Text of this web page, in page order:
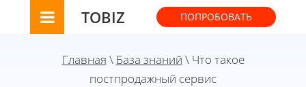
TOBIZ ПОПРОБОВАТЬ
Главная \ База знаний \ Что такое
постпродажный сервис